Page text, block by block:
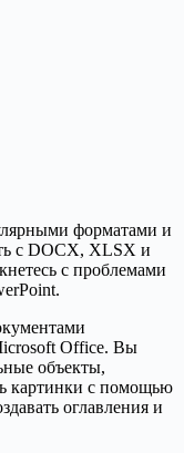
форматами и
с DOCX, XLSX и
с проблемами
Office. Вы
объекты,
картинки с помощью
оглавления и